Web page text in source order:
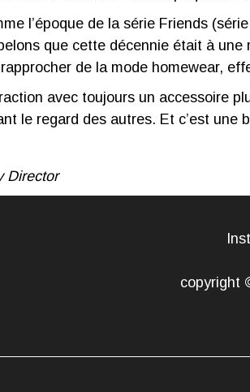
l’époque de la série Friends
que cette décennie était à
de la mode homewear,
avec toujours un accessoire
le regard des autres. Et c’est une
Director
copyright